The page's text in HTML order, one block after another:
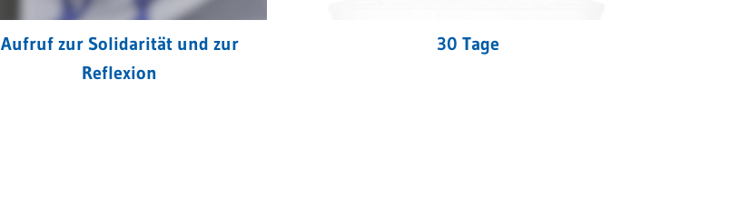
Aufruf zur Solidarität und zur
Reflexion
30 Tage